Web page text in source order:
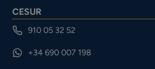
CESUR
910 05 32 52
+34 690 007 198